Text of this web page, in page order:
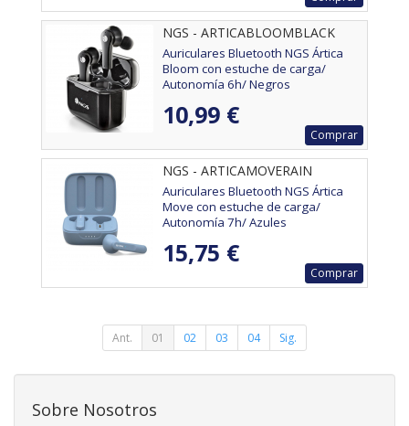
NGS - ARTICABLOOMBLACK
Auriculares Bluetooth NGS Ártica
Bloom con estuche de carga/
Autonomía 6h/ Negros
10,99 €
Comprar
NGS - ARTICAMOVERAIN
Auriculares Bluetooth NGS Ártica
Move con estuche de carga/
Autonomía 7h/ Azules
15,75 €
Comprar
Ant. 01 02 03 04 Sig.
Sobre Nosotros